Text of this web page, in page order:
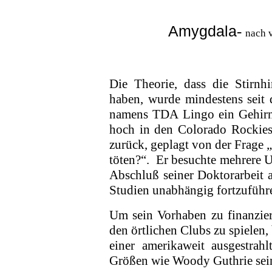
Amygdala- nach
Die Theorie, dass die
haben, wurde min­destens
namens TDA Lingo ein
hoch in den Colorado
zurück, geplagt von der Frage
töten?“. Er besuchte mehrere
Abschluß seiner Doktor­arbeit
Studien unabhängig
Um sein Vorhaben zu
den örtlichen Clubs zu
einer amerikaweit
Größen wie Woody Guthrie